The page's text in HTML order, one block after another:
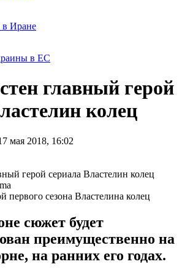
Иране
в ЕС
главный герой
колец
мая 2018, 16:02
первого сезона Властелина колец
сюжет будет
преимущественно на
на ранних его годах.